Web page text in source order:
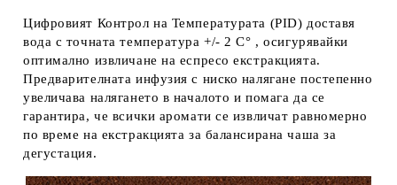
Цифровият Контрол на Температурата (PID) доставя
вода с точната температура +/- 2 C° , осигурявайки
оптимално извличане на еспресо екстракцията.
Предварителната инфузия с ниско налягане постепенно
увеличава налягането в началото и помага да се
гарантира, че всички аромати се извличат равномерно
по време на екстракцията за балансирана чаша за
дегустация.